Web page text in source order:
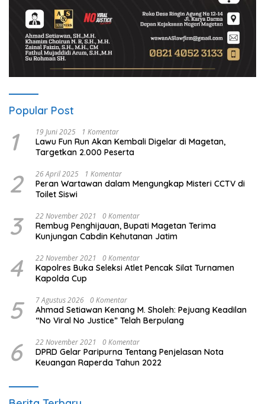
Popular Post
1 19 Juni 2025 1 Komentar
Lawu Fun Run Akan Kembali Digelar di Magetan,
Targetkan 2.000 Peserta
2 26 April 2025 1 Komentar
Peran Wartawan dalam Mengungkap Misteri CCTV di
Toilet Siswi
3 22 November 2021 0 Komentar
Rembug Penghijauan, Bupati Magetan Terima
Kunjungan Cabdin Kehutanan Jatim
4 22 November 2021 0 Komentar
Kapolres Buka Seleksi Atlet Pencak Silat Turnamen
Kapolda Cup
5 7 Agustus 2026 0 Komentar
Ahmad Setiawan Kenang M. Sholeh: Pejuang Keadilan
“No Viral No Justice” Telah Berpulang
6 22 November 2021 0 Komentar
DPRD Gelar Paripurna Tentang Penjelasan Nota
Keuangan Raperda Tahun 2022